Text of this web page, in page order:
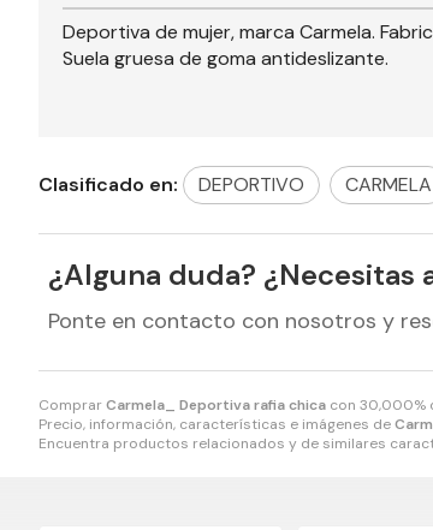
ComprarCarmela_ Deportiva rafia chica con 30,000%
Precio, información, características e imágenes de
Encuentra productos relacionados y de similares
Deportiva de mujer, marca Carmela.
Suela gruesa de goma antideslizante.
Clasificado en: DEPORTIVO CARMELA
¿Alguna duda? ¿Necesitas
Ponte en contacto con nosotros y